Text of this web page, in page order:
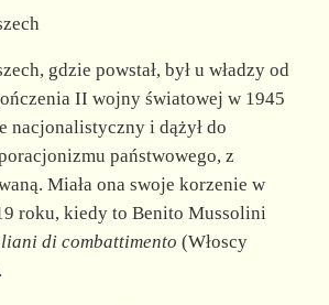
gdzie powstał, był u władzy od
II wojny światowej w 1945
nacjonalistyczny i dążył do
państwowego, z
Miała ona swoje korzenie w
roku, kiedy to Benito Mussolini
di combattimento (Włoscy